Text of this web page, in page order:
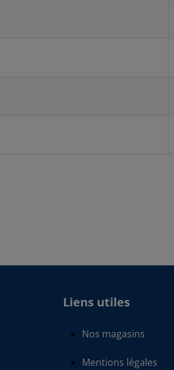
Liens utiles
Nos magasins
Mentions légales